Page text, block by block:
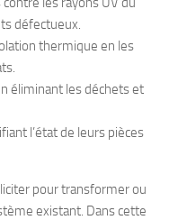
défectueux.
thermique en les
éliminant les déchets et
l’état de leurs pièces
pour transformer ou
existant. Dans cette